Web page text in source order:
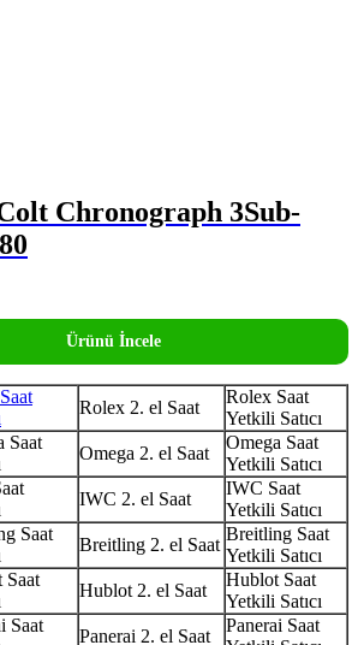
Chronograph 3Sub-
Ürünü İncele
Rolex 2. el Saat
Rolex Saat
Yetkili Satıcı
Saat
Omega 2. el Saat
Omega Saat
Yetkili Satıcı
IWC 2. el Saat
IWC Saat
Yetkili Satıcı
Saat
Breitling 2. el Saat
Breitling Saat
Yetkili Satıcı
Saat
Hublot 2. el Saat
Hublot Saat
Yetkili Satıcı
Saat
Panerai 2. el Saat
Panerai Saat